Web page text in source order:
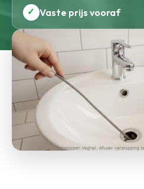
✓ Vaste prijs vooraf